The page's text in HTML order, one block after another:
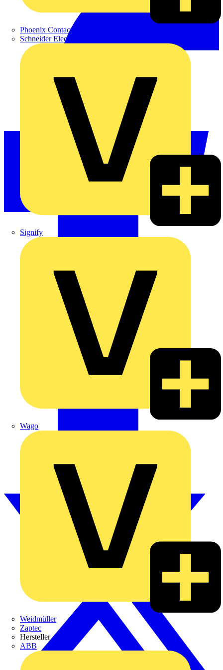
Phoenix Contact
Schneider Electric
Signify
Wago
Weidmüller
Zaptec
Hersteller
ABB